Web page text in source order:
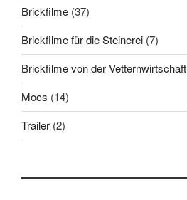
Brickfilme (37)
Brickfilme für die Steinerei (7)
Brickfilme von der Vetternwirtschaft
Mocs (14)
Trailer (2)